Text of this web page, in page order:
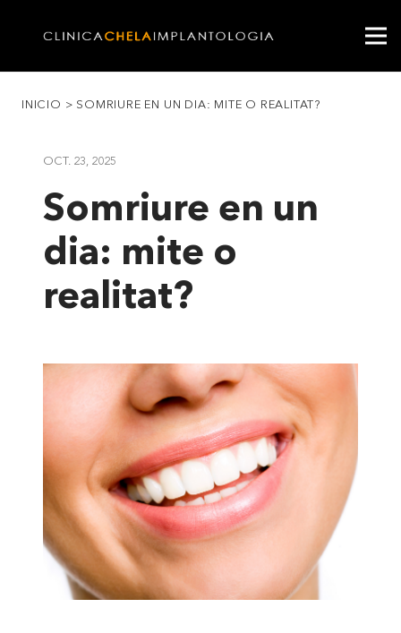
INICIO > SOMRIURE EN UN DIA: MITE O REALITAT?
OCT. 23, 2025
Somriure en un
dia: mite o
realitat?